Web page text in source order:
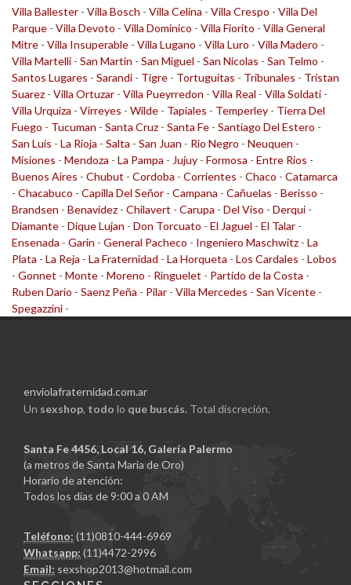
Villa Ballester - Villa Bosch - Villa Celina - Villa Crespo - Villa Del
Parque - Villa Devoto - Villa Dominico - Villa Fiorito - Villa General
Mitre - Villa Insuperable - Villa Lugano - Villa Luro - Villa Madero -
Villa Martelli - San Martin - San Miguel - San Nicolas - San Telmo -
Santos Lugares - Sarandi - Tigre - Tortuguitas - Tribunales - Tristan
Suarez - Villa Ortuzar - Villa Pueyrredon - Villa Real - Villa Soldati -
Villa Urquiza - Virreyes - Wilde - Tapiales - Temperley - Tierra Del
Fuego - Tucuman - Santa Cruz - Santa Fe - Santiago Del Estero -
San Luis - La Rioja - Salta - San Juan - Rio Negro - Neuquen -
Misiones - Mendoza - La Pampa - Jujuy - Formosa - Entre Rios -
Buenos Aires - Chubut - Cordoba - Corrientes - Chaco - Catamarca
- Chacabuco - Capilla Del Señor - Campana - Cañuelas - Berisso -
Brandsen - Benavidez - Chilavert - Carupa - Del Viso - Derqui -
Diamante - Dique Lujan - Don Torcuato - El Jaguel - El Talar -
Ensenada - Garin - General Pacheco - Ingeniero Maschwitz - La
Plata - La Reja - La Fraternidad - La Horqueta - Los Cardales - Lobos
- Gonnet - Monte - Moreno - Ringuelet - Partido de la Costa -
Ruben Dario - Saenz Peña - Pilar - Villa Mercedes - San Vicente -
Spegazzini -
enviolafraternidad.com.ar
Un sexshop, todo lo que buscás. Total discreción.
Santa Fe 4456, Local 16, Galería Palermo
(a metros de Santa Maria de Oro)
Horario de atención:
Todos los días de 9:00 a 0 AM
Teléfono: (11)0810-444-6969
Whatsapp: (11)4472-2996
Email: sexshop2013@hotmail.com